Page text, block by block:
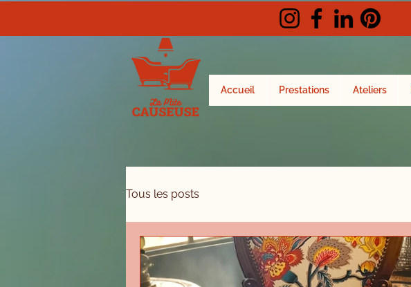
Accueil Prestations Ateliers
Tous les posts